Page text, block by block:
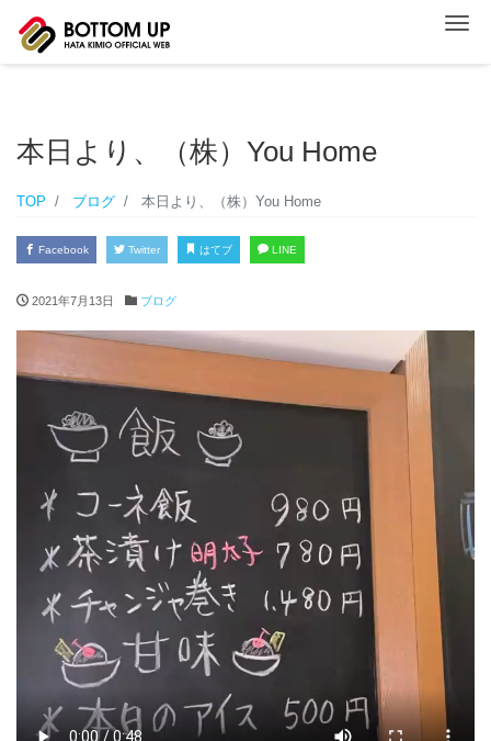
ナ
本日より、（株）You Home
TOP ブログ 本日より、（株）You Home
Facebook Twitter はてブ LINE
2021年7月13日 ブログ